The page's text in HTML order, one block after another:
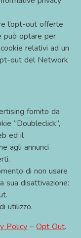
l’opt-out offerte
può optare per
relativi ad un
out del Network
fornito da
“Doubleclick”,
ed il
agli annunci
di non usare
sua disattivazione:
utilizzo.
Policy –Opt Out.